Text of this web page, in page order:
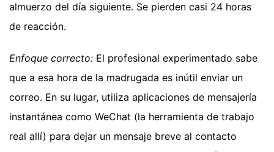
almuerzo del día siguiente. Se pierden casi 24 horas
de reacción.
Enfoque correcto: El profesional experimentado sabe
que a esa hora de la madrugada es inútil enviar un
correo. En su lugar, utiliza aplicaciones de mensajería
instantánea como WeChat (la herramienta de trabajo
real allí) para dejar un mensaje breve al contacto